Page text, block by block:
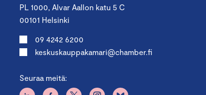
PL 1000, Alvar Aallon katu 5 C
00101 Helsinki
09 4242 6200
keskuskauppakamari@chamber.fi
Seuraa meitä: